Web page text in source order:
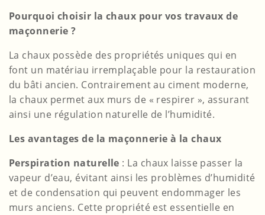
Pourquoi choisir la chaux pour vos travaux de
maçonnerie ?
La chaux possède des propriétés uniques qui en
font un matériau irremplaçable pour la restauration
du bâti ancien. Contrairement au ciment moderne,
la chaux permet aux murs de « respirer », assurant
ainsi une régulation naturelle de l’humidité.
Les avantages de la maçonnerie à la chaux
Perspiration naturelle : La chaux laisse passer la
vapeur d’eau, évitant ainsi les problèmes d’humidité
et de condensation qui peuvent endommager les
murs anciens. Cette propriété est essentielle en